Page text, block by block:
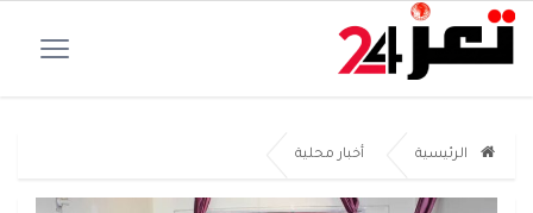
الرئيسية أخبار محلية